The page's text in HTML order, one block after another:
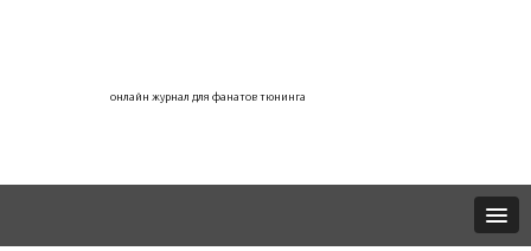
онлайн журнал для фанатов тюнинга